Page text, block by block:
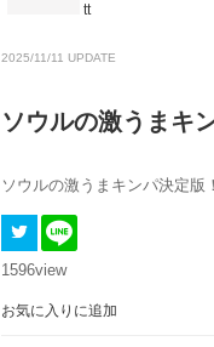
tt
2025/11/11 UPDATE
ソウルの激うまキ
ソウルの激うまキンパ決定版！
1596view
お気に入りに追加